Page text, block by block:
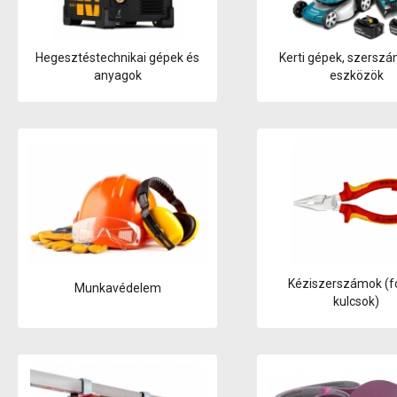
Hegesztéstechnikai gépek és
anyagok
Kerti gépek,
eszközök
Munkavédelem
Kéziszerszámok
kulcsok)